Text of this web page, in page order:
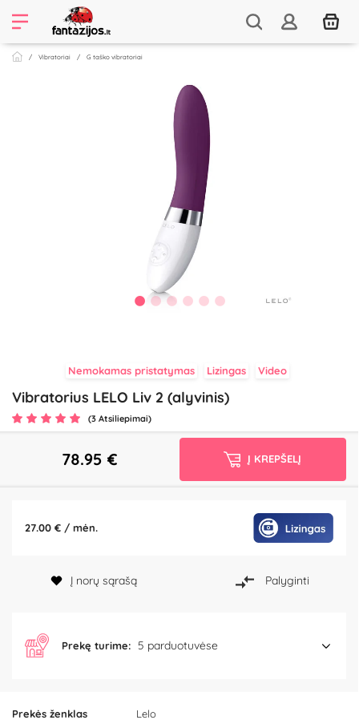
Vibratoriai G taško vibratoriai
Nemokamas pristatymas Lizingas Video
Vibratorius LELO Liv 2 (alyvinis)
(3 Atsiliepimai)
Prekės ženklas Lelo
78.95 €
27.00 € / mėn.
Į KREPŠELĮ
Į norų sąrašą Palyginti
Prekę turime: 5 parduotuvėse